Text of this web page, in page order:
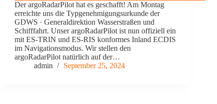
Der argoRadarPilot hat es geschafft! Am Montag
erreichte uns die Typgenehmigungsurkunde der
GDWS · Generaldirektion Wasserstraßen und
Schifffahrt. Unser argoRadarPilot ist nun offiziell ein
mit ES-TRIN und ES-RIS konformes Inland ECDIS
im Navigationsmodus. Wir stellen den
argoRadarPilot natürlich auf der…
admin
September 25, 2024